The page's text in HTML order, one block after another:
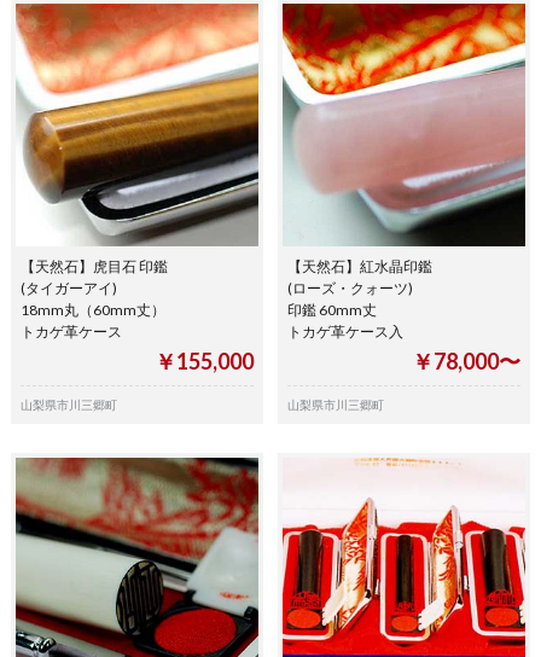
【天然石】虎目石 印鑑
(タイガーアイ)
18mm丸（60mm丈）
トカゲ革ケース
￥155,000
山梨県市川三郷町
【天然石】紅水晶印鑑
(ローズ・クォーツ)
印鑑 60mm丈
トカゲ革ケース入
￥78,000〜
山梨県市川三郷町